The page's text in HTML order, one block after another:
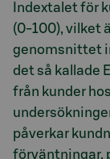
Indextalet för
(0-100), vilket
genomsnittet
det så kallade
från kunder
påverkar
förväntningar,